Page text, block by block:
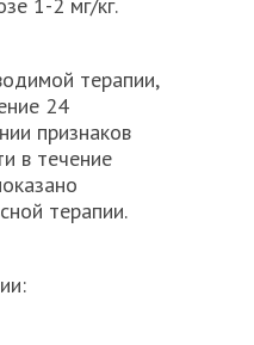
терапии,
24
признаков
в течение
терапии.